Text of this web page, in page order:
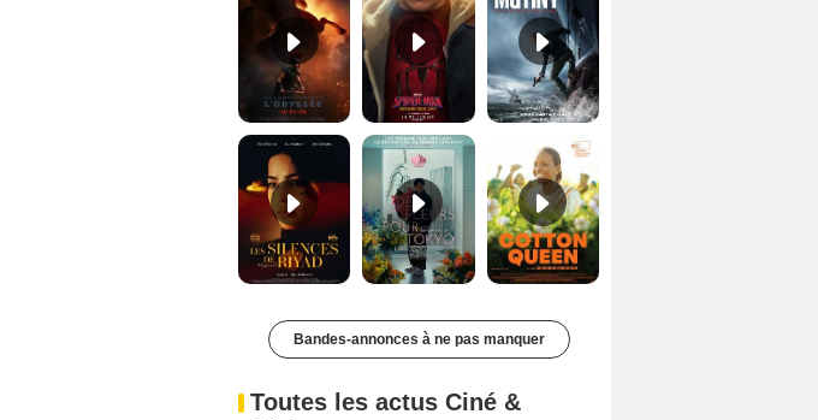
Les Silences de Riyad Bande-annonce VO STFR Cotton Queen Bande-annonce VO STFR
Bandes-annonces à ne pas manquer
Toutes les actus Ciné &